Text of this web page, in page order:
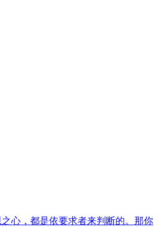
心，都是依要求者来判断的。那你